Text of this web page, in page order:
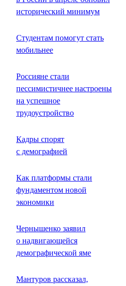
исторический минимум
Студентам помогут стать
мобильнее
Россияне стали
пессимистичнее настроены
на успешное
трудоустройство
Кадры спорят
с демографией
Как платформы стали
фундаментом новой
экономики
Чернышенко заявил
о надвигающейся
демографической яме
Мантуров рассказал,